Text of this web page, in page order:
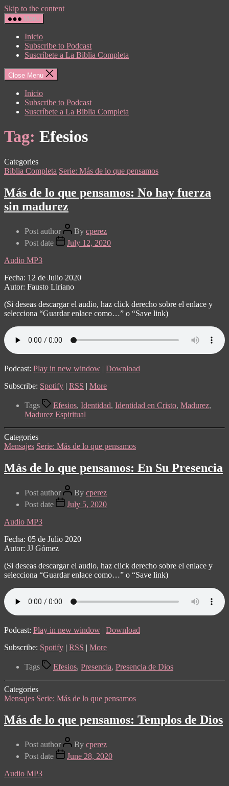
Skip to the content
Menu
Inicio
Subscribe to Podcast
Suscríbete a La Biblia Completa
Close Menu
Inicio
Subscribe to Podcast
Suscríbete a La Biblia Completa
Tag: Efesios
Categories
Biblia Completa Serie: Más de lo que pensamos
Más de lo que pensamos: No hay fuerza
sin madurez
Post author By cperez
Post date
July 12, 2020
Audio MP3
Fecha: 12 de Julio 2020
Autor: Fausto Liriano
(Si deseas descargar el audio, haz click derecho sobre el enlace y
selecciona “Guardar enlace como…” o “Save link)
Podcast: Play in new window | Download
Subscribe: Spotify | RSS | More
Tags Efesios, Identidad, Identidad en Cristo, Madurez,
Madurez Espiritual
Categories
Mensajes Serie: Más de lo que pensamos
Más de lo que pensamos: En Su Presencia
Post author By cperez
Post date
July 5, 2020
Audio MP3
Fecha: 05 de Julio 2020
Autor: JJ Gómez
(Si deseas descargar el audio, haz click derecho sobre el enlace y
selecciona “Guardar enlace como…” o “Save link)
Podcast: Play in new window | Download
Subscribe: Spotify | RSS | More
Tags Efesios, Presencia, Presencia de Dios
Categories
Mensajes Serie: Más de lo que pensamos
Más de lo que pensamos: Templos de Dios
Post author By cperez
Post date
June 28, 2020
Audio MP3